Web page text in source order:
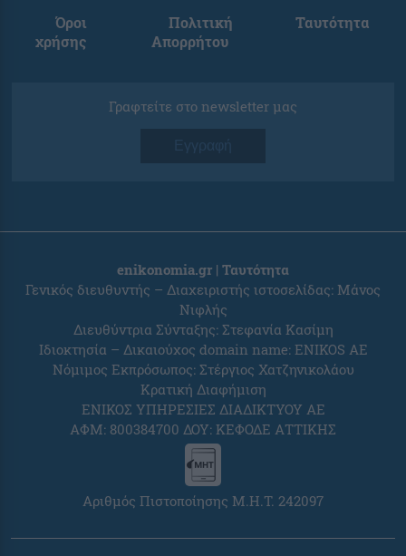
Όροι
χρήσης
Πολιτική
Απορρήτου
Ταυτότητα
Γραφτείτε στο newsletter μας
Εγγραφή
enikonomia.gr | Ταυτότητα
Γενικός διευθυντής – Διαχειριστής ιστοσελίδας: Μάνος
Νιφλής
Διευθύντρια Σύνταξης: Στεφανία Κασίμη
Ιδιοκτησία – Δικαιούχος domain name: ENIKOS AE
Νόμιμος Εκπρόσωπος: Στέργιος Χατζηνικολάου
Κρατική Διαφήμιση
ΕΝΙΚΟΣ ΥΠΗΡΕΣΙΕΣ ΔΙΑΔΙΚΤΥΟΥ ΑΕ
ΑΦΜ: 800384700 ΔΟΥ: ΚΕΦΟΔΕ ΑΤΤΙΚΗΣ
Αριθμός Πιστοποίησης Μ.Η.Τ. 242097